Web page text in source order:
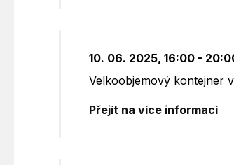
10. 06. 2025, 16:00 -
Velkoobjemový kontejner
Přejít na více informací